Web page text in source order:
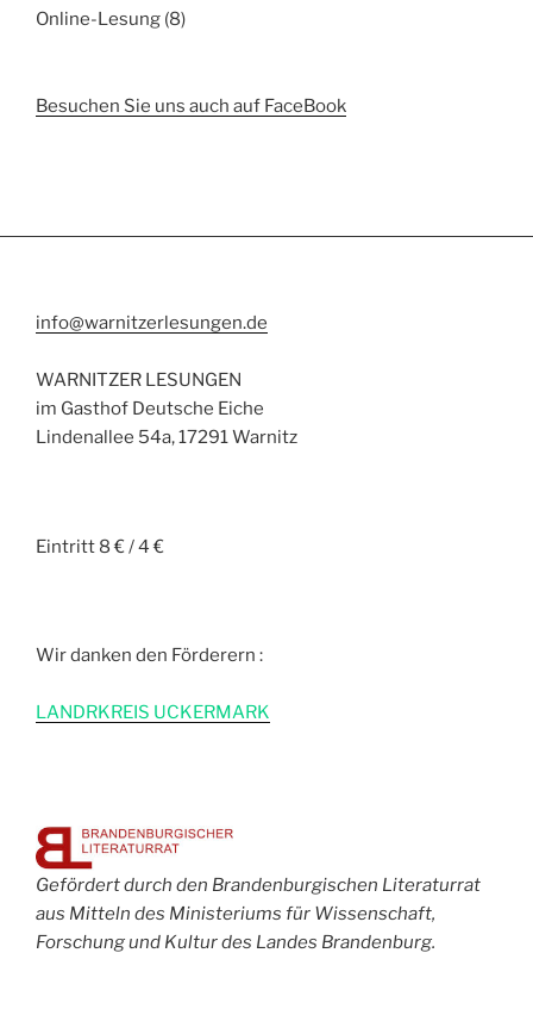
Online-Lesung (8)
Besuchen Sie uns auch auf FaceBook
info@warnitzerlesungen.de
WARNITZER LESUNGEN
im Gasthof Deutsche Eiche
Lindenallee 54a, 17291 Warnitz
Eintritt 8 € / 4 €
Wir danken den Förderern :
LANDRKREIS UCKERMARK
Gefördert durch den Brandenburgischen Literaturrat
aus Mitteln des Ministeriums für Wissenschaft,
Forschung und Kultur des Landes Brandenburg.